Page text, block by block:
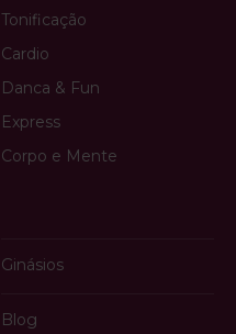
Tonificação
Cardio
Danca & Fun
Express
Corpo e Mente
Ginásios
Blog